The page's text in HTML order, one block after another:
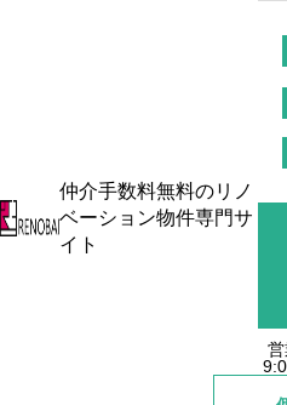
仲介手数料無料のリノ
ベーション物件専門サ
イト
営